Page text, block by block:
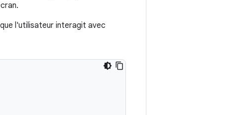
l'utilisateur interagit avec